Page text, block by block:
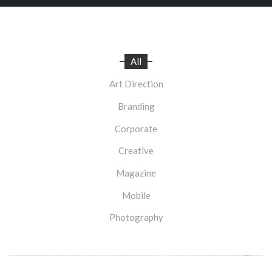
All
Art Direction
Branding
Corporate
Creative
Magazine
Mobile
Photography